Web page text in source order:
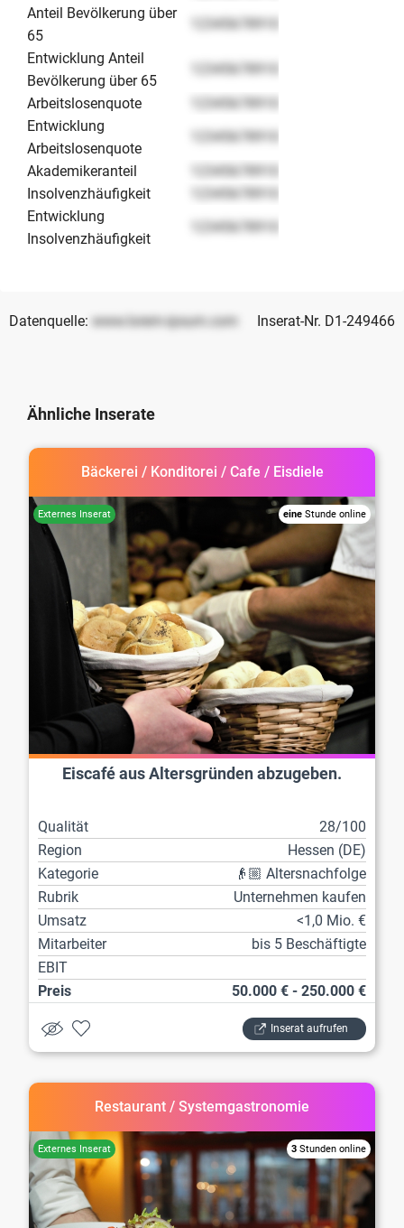
Anteil Bevölkerung über
65
12345678910
Entwicklung Anteil
Bevölkerung über 65
12345678910
Arbeitslosenquote
12345678910
Entwicklung
Arbeitslosenquote
12345678910
Akademikeranteil
12345678910
Insolvenzhäufigkeit
12345678910
Entwicklung
Insolvenzhäufigkeit
12345678910
Datenquelle: www.lorem-ipsum.com Inserat-Nr. D1-249466
Ähnliche Inserate
Bäckerei / Konditorei / Cafe / Eisdiele
eine Stunde online
Eiscafé aus Altersgründen abzugeben.
Qualität
28/100
Region
Hessen (DE)
Kategorie
👴🏼 Altersnachfolge
Rubrik
Unternehmen kaufen
Umsatz
<1,0 Mio. €
Mitarbeiter
bis 5 Beschäftigte
EBIT
Preis
50.000 € - 250.000 €
Inserat aufrufen
Restaurant / Systemgastronomie
3 Stunden online